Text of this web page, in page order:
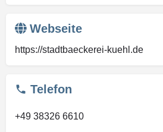
Webseite
https://stadtbaeckerei-kuehl.de
Telefon
+49 38326 6610